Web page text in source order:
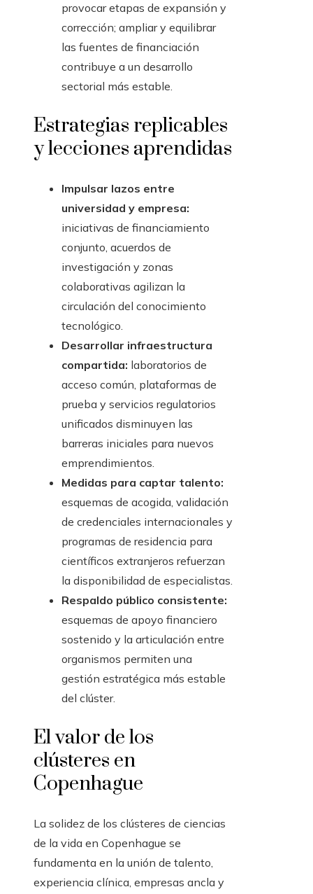
provocar etapas de expansión y
corrección; ampliar y equilibrar
las fuentes de financiación
contribuye a un desarrollo
sectorial más estable.
Estrategias replicables
y lecciones aprendidas
Impulsar lazos entre
universidad y empresa:
iniciativas de financiamiento
conjunto, acuerdos de
investigación y zonas
colaborativas agilizan la
circulación del conocimiento
tecnológico.
Desarrollar infraestructura
compartida: laboratorios de
acceso común, plataformas de
prueba y servicios regulatorios
unificados disminuyen las
barreras iniciales para nuevos
emprendimientos.
Medidas para captar talento:
esquemas de acogida, validación
de credenciales internacionales y
programas de residencia para
científicos extranjeros refuerzan
la disponibilidad de especialistas.
Respaldo público consistente:
esquemas de apoyo financiero
sostenido y la articulación entre
organismos permiten una
gestión estratégica más estable
del clúster.
El valor de los
clústeres en
Copenhague
La solidez de los clústeres de ciencias
de la vida en Copenhague se
fundamenta en la unión de talento,
experiencia clínica, empresas ancla y